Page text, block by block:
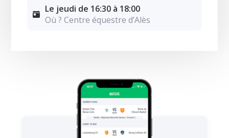
Le jeudi de 16:30 à 18:00
Où ? Centre équestre d’Alès